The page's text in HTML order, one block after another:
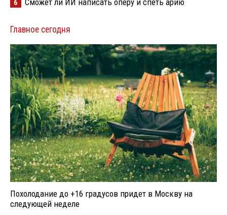
6 Сможет ли ИИ написать оперу и спеть арию
Главное сегодня
Похолодание до +16 градусов придет в Москву на
следующей неделе